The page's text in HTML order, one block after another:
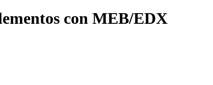
con MEB/EDX